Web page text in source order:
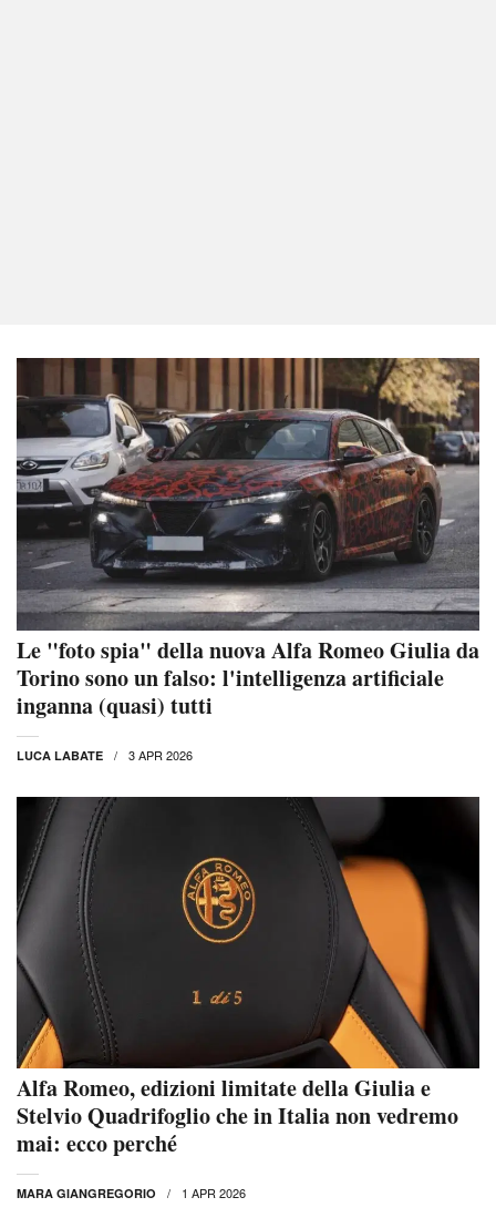
Le "foto spia" della nuova Alfa Romeo Giulia da
Torino sono un falso: l'intelligenza artificiale
inganna (quasi) tutti
LUCA LABATE 3 APR 2026
Alfa Romeo, edizioni limitate della Giulia e
Stelvio Quadrifoglio che in Italia non vedremo
mai: ecco perché
MARA GIANGREGORIO 1 APR 2026